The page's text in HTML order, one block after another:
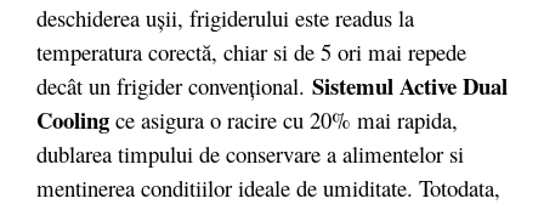
deschiderea ușii, frigiderului este readus la
temperatura corectă, chiar si de 5 ori mai repede
decât un frigider convențional. Sistemul Active Dual
Cooling ce asigura o racire cu 20% mai rapida,
dublarea timpului de conservare a alimentelor si
mentinerea conditiilor ideale de umiditate. Totodata,